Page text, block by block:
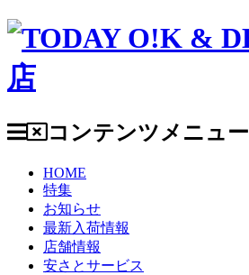
コンテンツメニュー
HOME
特集
お知らせ
最新入荷情報
店舗情報
安さとサービス